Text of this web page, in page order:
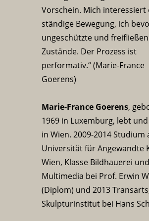
Vorschein. Mich interessiert
ständige Bewegung, ich
ungeschützte und
Zustände. Der Prozess ist
performativ.“ (Marie-France
Goerens)
Marie-France Goerens,
1969 in Luxemburg, lebt
in Wien. 2009-2014 Studium
Universität für Angewandte
Wien, Klasse Bildhauerei und
Multimedia bei Prof. Erwin
(Diplom) und 2013
Skulpturinstitut bei Hans